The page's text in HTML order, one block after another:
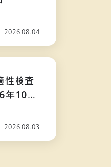
2026.08.04
性検査
年10月
2026.08.03